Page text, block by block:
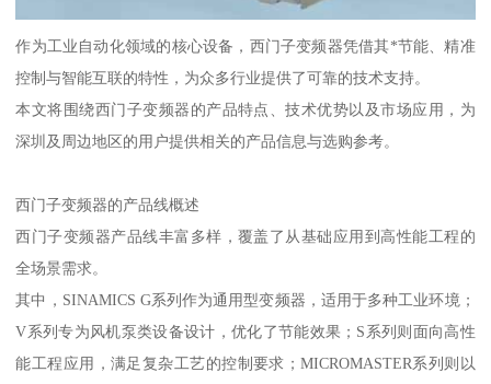
作为工业自动化领域的核心设备，西门子变频器凭借其*节能、精准
控制与智能互联的特性，为众多行业提供了可靠的技术支持。
本文将围绕西门子变频器的产品特点、技术优势以及市场应用，为
深圳及周边地区的用户提供相关的产品信息与选购参考。
西门子变频器的产品线概述
西门子变频器产品线丰富多样，覆盖了从基础应用到高性能工程的
全场景需求。
其中，SINAMICS G系列作为通用型变频器，适用于多种工业环境；
V系列专为风机泵类设备设计，优化了节能效果；S系列则面向高性
能工程应用，满足复杂工艺的控制要求；MICROMASTER系列则以